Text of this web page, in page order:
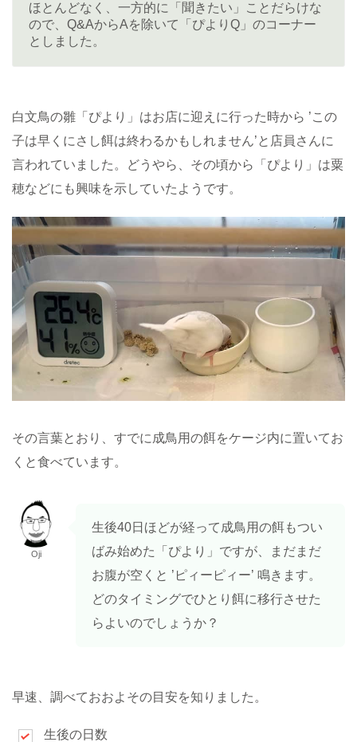
ほとんどなく、一方的に「聞きたい」ことだらけな
ので、Q&AからAを除いて「ぴよりQ」のコーナー
としました。
白文鳥の雛「ぴより」はお店に迎えに行った時から ’この
子は早くにさし餌は終わるかもしれません’と店員さんに
言われていました。どうやら、その頃から「ぴより」は粟
穂などにも興味を示していたようです。
その言葉とおり、すでに成鳥用の餌をケージ内に置いてお
くと食べています。
Oji
生後40日ほどが経って成鳥用の餌もつい
ばみ始めた「ぴより」ですが、まだまだ
お腹が空くと ’ピィーピィー’ 鳴きます。
どのタイミングでひとり餌に移行させた
らよいのでしょうか？
早速、調べておおよその目安を知りました。
生後の日数